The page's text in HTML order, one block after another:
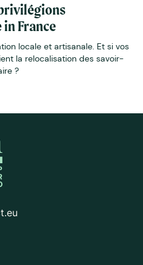
in France
locale et artisanale. Et si vos
la relocalisation des savoir-
?